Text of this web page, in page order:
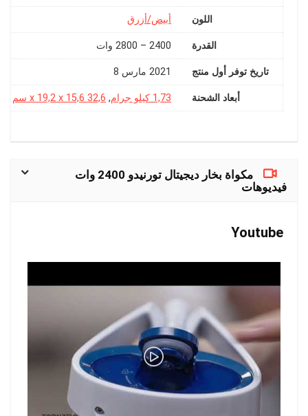
اللون
القدرة 2400 – 2800 وات
تاريخ توفر أول منتج 2021 مارس 8
أبعاد الشحنة 1,73 كيلو جرام , 32,6 x 19,2 x 15,6 سم
مكواة بخار ديجيتال تورنيدو 2400 وات
فيديوهات
Youtube